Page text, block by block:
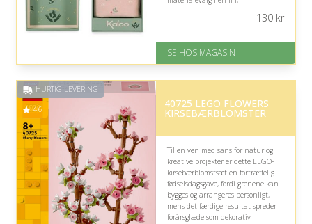
God Trustpilot rating på 4.1 ud
130kr
SE HOS MAGASIN
HURTIG LEVERING
4.6 40725 LEGO FLOWERS
KIRSEBÆRBLOMSTER
Til en ven med sans for natur og
kreative projekter er dette LEGO-
kirsebærblomstsæt en fortræffelig
fødselsdagsgave, fordi grenene kan
bygges og arrangeres personligt,
mens det færdige resultat spreder
forårsglæde som dekorativ